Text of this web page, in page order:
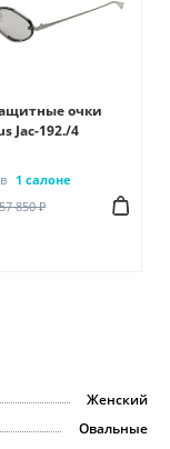
очки
Jac-192./4
1 салоне
57 850 ₽
Женский
Овальные